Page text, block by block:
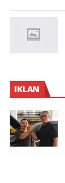
IKLAN